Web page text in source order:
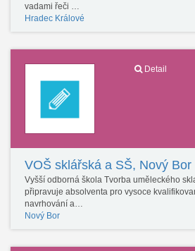
vadami řeči …
Hradec Králové
Detail
VOŠ sklářská a SŠ, Nový Bor
Vyšší odborná škola Tvorba uměleckého
připravuje absolventa pro vysoce
navrhování a…
Nový Bor